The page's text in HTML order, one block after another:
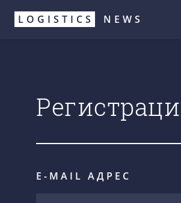
Перейти
LOGISTICS NEWS
E-MAIL АДРЕС